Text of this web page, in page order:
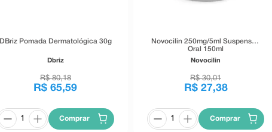
DBriz Pomada Dermatológica 30g
Dbriz
R$ 80,18
R$ 65,59
Comprar
Novocilin 250mg/5ml Suspensão
Oral 150ml
Novocilin
R$ 30,01
R$ 27,38
Comprar